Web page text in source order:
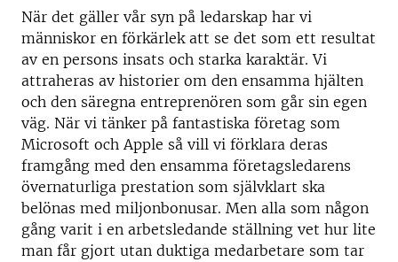
När det gäller vår syn på ledarskap har vi
människor en förkärlek att se det som ett resultat
av en persons insats och starka karaktär. Vi
attraheras av historier om den ensamma hjälten
och den säregna entreprenören som går sin egen
väg. När vi tänker på fantastiska företag som
Microsoft och Apple så vill vi förklara deras
framgång med den ensamma företagsledarens
övernaturliga prestation som självklart ska
belönas med miljonbonusar. Men alla som någon
gång varit i en arbetsledande ställning vet hur lite
man får gjort utan duktiga medarbetare som tar